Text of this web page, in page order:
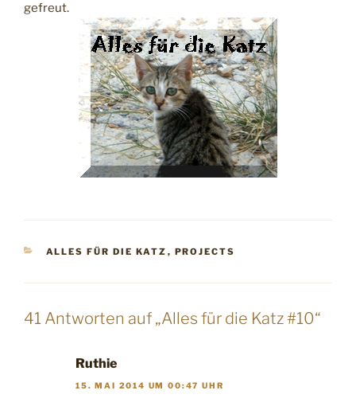
gefreut.
KATEGORIEN
ALLES FÜR DIE KATZ , PROJECTS
41 Antworten auf „Alles für die Katz #10“
Ruthie
15. MAI 2014 UM 00:47 UHR